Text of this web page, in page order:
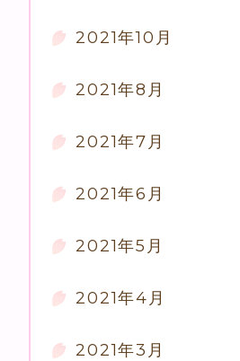
2021年10月
2021年8月
2021年7月
2021年6月
2021年5月
2021年4月
2021年3月